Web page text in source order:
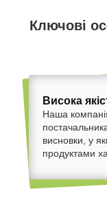
Ключові
Висока
Наша
висновки, у
продуктами